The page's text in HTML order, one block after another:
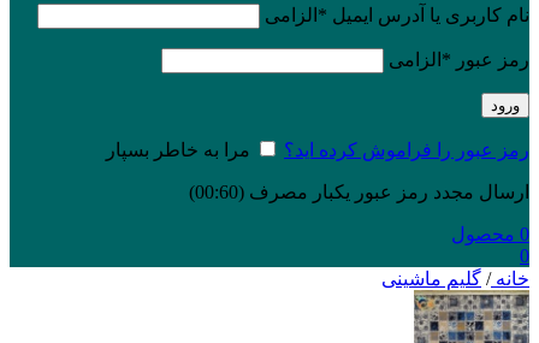
نام کاربری یا آدرس ایمیل * الزامی
رمز عبور * الزامی
ورود
رمز عبور را فراموش کرده اید؟ مرا به خاطر بسپار
ارسال مجدد رمز عبور یکبار مصرف (00:
60
)
0 محصول
0
خانه/ گلیم ماشینی